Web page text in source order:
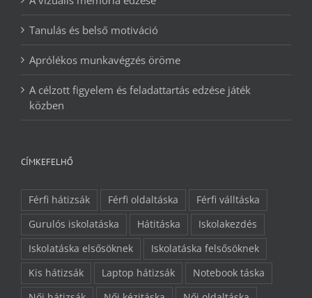
Tanulás és belső motiváció
Aprólékos munkavégzés öröme
A célzott figyelem és feladattartás edzése játék
közben
CÍMKEFELHŐ
Férfi hátizsák Férfi oldaltáska
Férfi válltáska
Gurulós iskolatáska
Hátitáska
Iskolakezdés
Iskolatáska elsősöknek
Iskolatáska felsősöknek
Kis hátizsák
Laptop hátizsák
Notebook táska